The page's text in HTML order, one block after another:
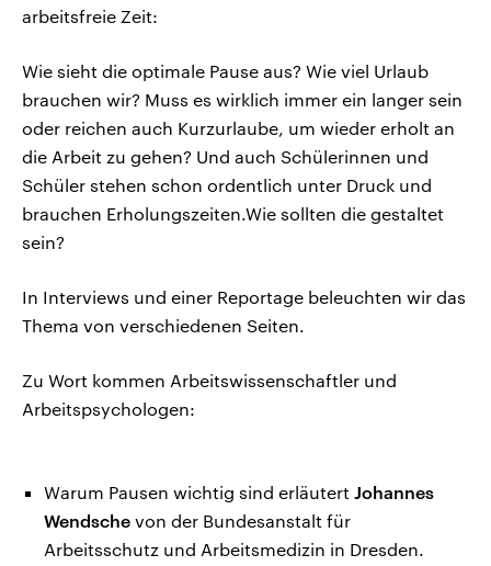
arbeitsfreie Zeit:
Wie sieht die optimale Pause aus? Wie viel Urlaub
brauchen wir? Muss es wirklich immer ein langer sein
oder reichen auch Kurzurlaube, um wieder erholt an
die Arbeit zu gehen? Und auch Schülerinnen und
Schüler stehen schon ordentlich unter Druck und
brauchen Erholungszeiten.Wie sollten die gestaltet
sein?
In Interviews und einer Reportage beleuchten wir das
Thema von verschiedenen Seiten.
Zu Wort kommen Arbeitswissenschaftler und
Arbeitspsychologen:
Warum Pausen wichtig sind erläutert Johannes
Wendsche von der Bundesanstalt für
Arbeitsschutz und Arbeitsmedizin in Dresden.